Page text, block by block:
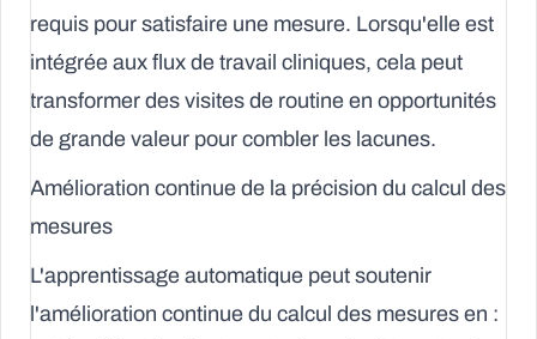
requis pour satisfaire une mesure. Lorsqu'elle est
intégrée aux flux de travail cliniques, cela peut
transformer des visites de routine en opportunités
de grande valeur pour combler les lacunes.
Amélioration continue de la précision du calcul des
mesures
L'apprentissage automatique peut soutenir
l'amélioration continue du calcul des mesures en :